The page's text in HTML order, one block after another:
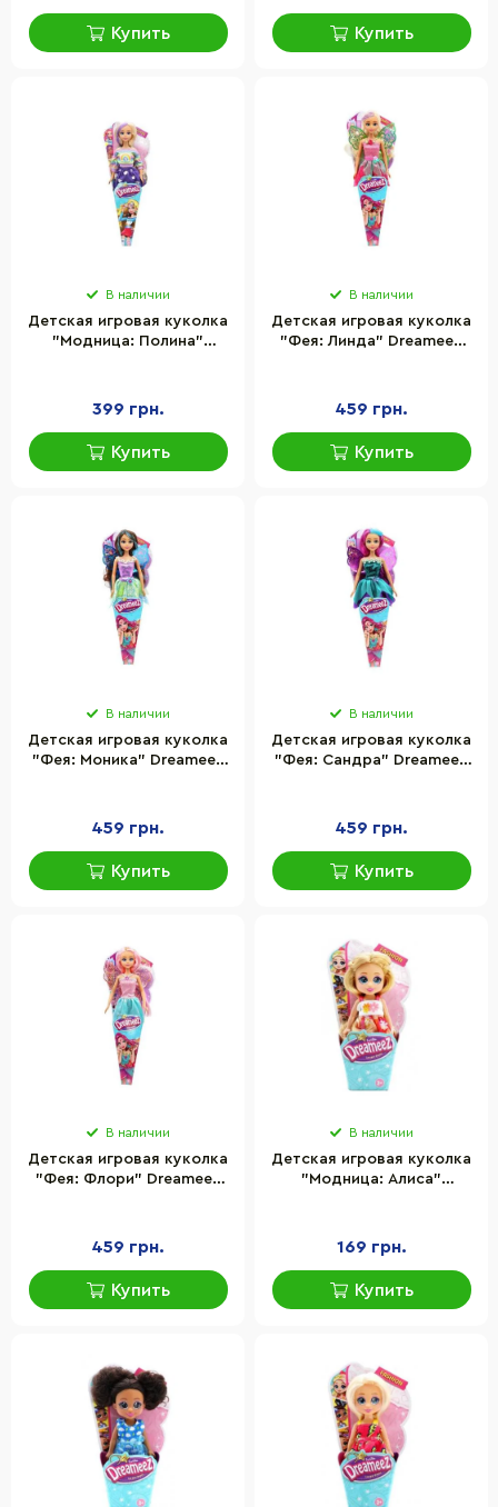
Купить Купить
В наличии
Детская игровая куколка
"Модница: Полина"
399 грн.
Купить
В наличии
Детская игровая куколка
"Фея: Линда" Dreameez
459 грн.
Купить
В наличии
Детская игровая куколка
"Фея: Моника" Dreameez
459 грн.
Купить
В наличии
Детская игровая куколка
"Фея: Сандра" Dreameez
459 грн.
Купить
В наличии
Детская игровая куколка
"Фея: Флори" Dreameez
459 грн.
Купить
В наличии
Детская игровая куколка
"Модница: Алиса"
169 грн.
Купить